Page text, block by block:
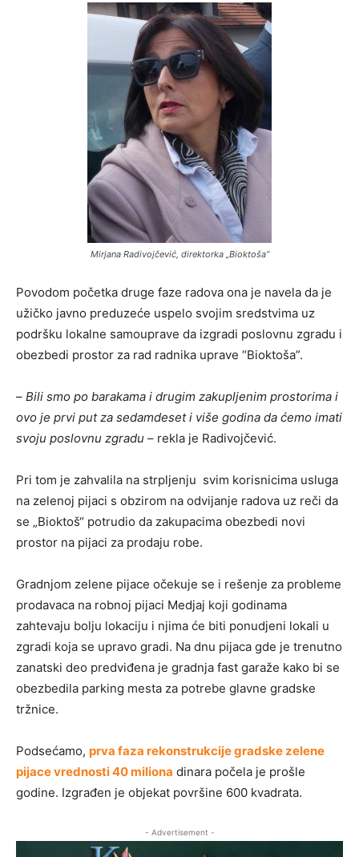
Mirjana Radivojčević, direktorka „Bioktoša“
Povodom početka druge faze radova ona je navela da je
užičko javno preduzeće uspelo svojim sredstvima uz
podršku lokalne samouprave da izgradi poslovnu zgradu i
obezbedi prostor za rad radnika uprave “Bioktoša”.
– Bili smo po barakama i drugim zakupljenim prostorima i
ovo je prvi put za sedamdeset i više godina da ćemo imati
svoju poslovnu zgradu – rekla je Radivojčević.
Pri tom je zahvalila na strpljenju svim korisnicima usluga
na zelenoj pijaci s obzirom na odvijanje radova uz reči da
se „Bioktoš“ potrudio da zakupacima obezbedi novi
prostor na pijaci za prodaju robe.
Gradnjom zelene pijace očekuje se i rešenje za probleme
prodavaca na robnoj pijaci Medjaj koji godinama
zahtevaju bolju lokaciju i njima će biti ponudjeni lokali u
zgradi koja se upravo gradi. Na dnu pijaca gde je trenutno
zanatski deo predviđena je gradnja fast garaže kako bi se
obezbedila parking mesta za potrebe glavne gradske
tržnice.
Podsećamo, prva faza rekonstrukcije gradske zelene
pijace vrednosti 40 miliona dinara počela je prošle
godine. Izgrađen je objekat površine 600 kvadrata.
- Advertisement -